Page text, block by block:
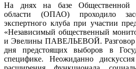
На днях на базе Общественной
области (ОПАО) проходило
экспертного клуба при участии
«Независимый общественный
и Эвелины ПАВЕЛЬЕВОЙ. Разговор
дня предстоящих выборов в
специфике. Неожиданно